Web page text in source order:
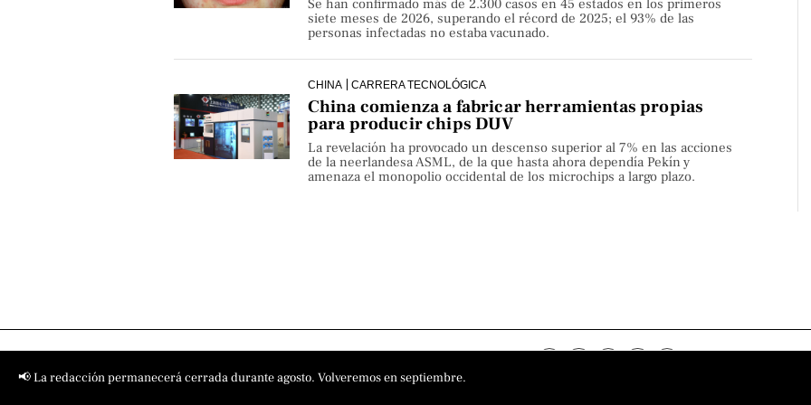
Se han confirmado más de 2.300 casos en 45 estados en los primeros
siete meses de 2026, superando el récord de 2025; el 93% de las
personas infectadas no estaba vacunado.
CHINA CARRERA TECNOLÓGICA
China comienza a fabricar herramientas propias
para producir chips DUV
La revelación ha provocado un descenso superior al 7% en las acciones
de la neerlandesa ASML, de la que hasta ahora dependía Pekín y
amenaza el monopolio occidental de los microchips a largo plazo.
Contacto Aviso Legal
📢 La redacción permanecerá cerrada durante agosto. Volveremos en septiembre.